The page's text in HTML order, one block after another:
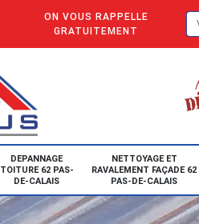
ON VOUS RAPPELLE
GRATUITEMENT
DEPANNAGE
TOITURE 62 PAS-
DE-CALAIS
NETTOYAGE ET
RAVALEMENT FAÇADE 62
PAS-DE-CALAIS